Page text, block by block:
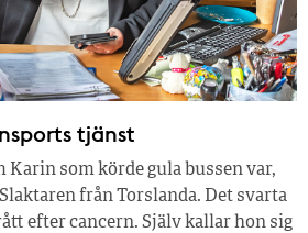
tjänst
Karin som körde gula bussen var,
från Torslanda. Det svarta
efter cancern. Själv kallar hon sig